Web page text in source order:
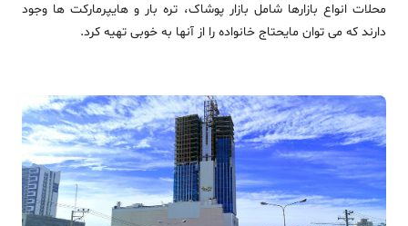
محلات انواع بازارها شامل بازار پوشاک، تره بار و هایپرمارکت ها وجود
دارند که می توان مایحتاج خانواده را از آنها به خوبی تهیه کرد.